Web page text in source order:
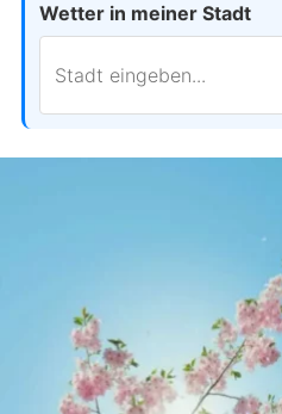
Wetter in meiner Stadt